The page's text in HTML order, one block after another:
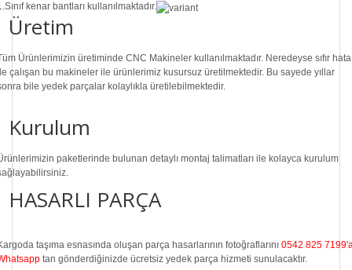
kenar bantları kullanılmaktadır.
Üretim
Ürünlerimizin üretiminde CNC Makineler kullanılmaktadır. Neredeyse sıfır hata
çalışan bu makineler ile ürünlerimiz kusursuz üretilmektedir. Bu sayede yıllar
bile yedek parçalar kolaylıkla üretilebilmektedir.
Kurulum
paketlerinde bulunan detaylı montaj talimatları ile kolayca kurulum
HASARLI PARÇA
taşıma esnasında oluşan parça hasarlarının fotoğraflarını 0542 825
tan gönderdiğinizde ücretsiz yedek parça hizmeti sunulacaktır.